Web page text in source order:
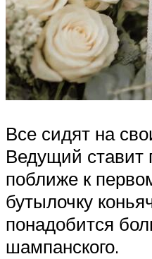
Все сидят на
Ведущий ставит
поближе к
бутылочку
понадобится
шампанского.